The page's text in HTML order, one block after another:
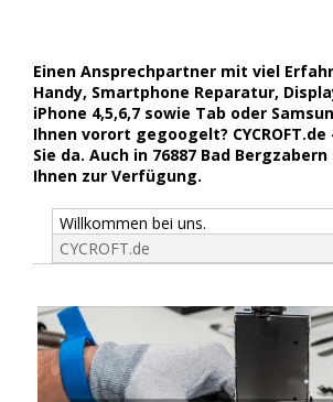
Einen Ansprechpartner mit viel
Handy, Smartphone Reparatur,
iPhone 4,5,6,7 sowie Tab oder
Ihnen vorort gegoogelt?
Sie da. Auch in 76887 Bad
Ihnen zur Verfügung.
Willkommen bei uns.
CYCROFT.de